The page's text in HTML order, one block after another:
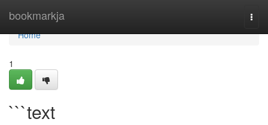
bookmarkja
Home
Home
1
```text